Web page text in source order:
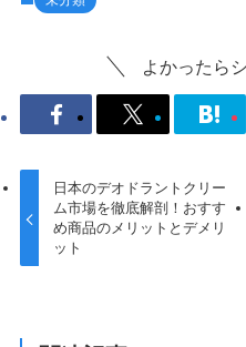
よかったら
日本のデオドラントクリー
ム市場を徹底解剖！おすす
め商品のメリットとデメリ
ット